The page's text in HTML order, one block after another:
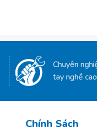
Chuyên
tay nghề cao
Chính Sách